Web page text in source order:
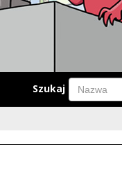
Szukaj